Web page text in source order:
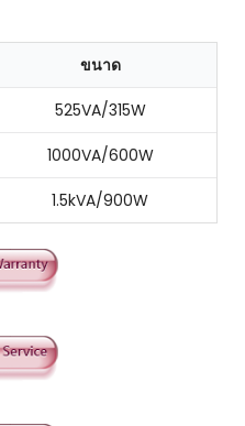
ขนาด
525VA/315W
1000VA/600W
1.5kVA/900W